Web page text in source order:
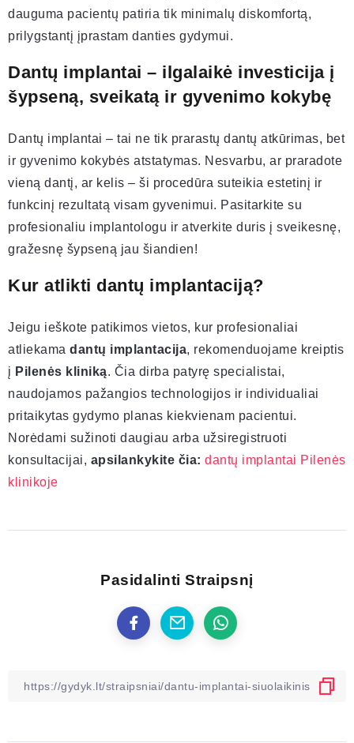
dauguma pacientų patiria tik minimalų diskomfortą,
prilygstantį įprastam danties gydymui.
Dantų implantai – ilgalaikė investicija į
šypseną, sveikatą ir gyvenimo kokybę
Dantų implantai – tai ne tik prarastų dantų atkūrimas, bet
ir gyvenimo kokybės atstatymas. Nesvarbu, ar praradote
vieną dantį, ar kelis – ši procedūra suteikia estetinį ir
funkcinį rezultatą visam gyvenimui. Pasitarkite su
profesionaliu implantologu ir atverkite duris į sveikesnę,
gražesnę šypseną jau šiandien!
Kur atlikti dantų implantaciją?
Jeigu ieškote patikimos vietos, kur profesionaliai
atliekama dantų implantacija, rekomenduojame kreiptis
į Pilenės kliniką. Čia dirba patyrę specialistai,
naudojamos pažangios technologijos ir individualiai
pritaikytas gydymo planas kiekvienam pacientui.
Norėdami sužinoti daugiau arba užsiregistruoti
konsultacijai, apsilankykite čia: dantų implantai Pilenės
klinikoje
Pasidalinti Straipsnį